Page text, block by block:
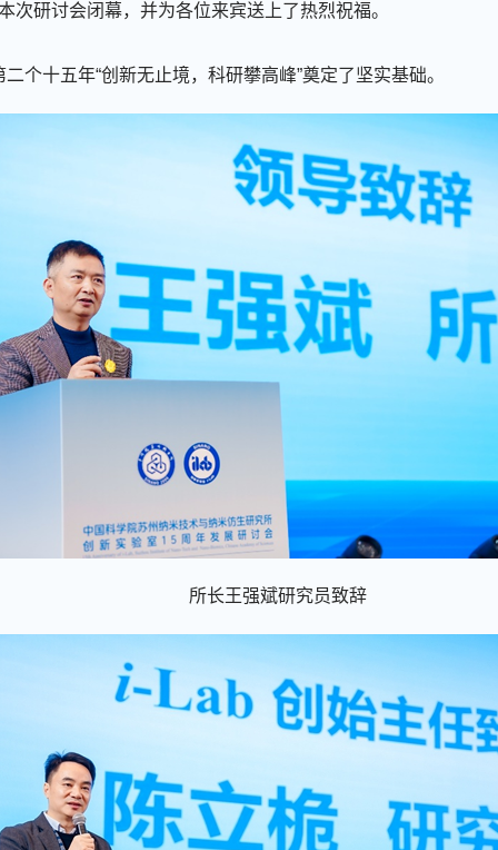
次研讨会闭幕，并为各位来宾送上了热烈祝福。
二个十五年“创新无止境，科研攀高峰”奠定了坚实基础。
所长王强斌研究员致辞